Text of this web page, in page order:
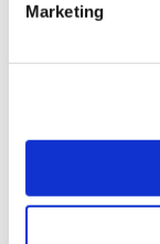
Marketing